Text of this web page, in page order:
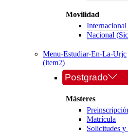
Movilidad
Internacional
Nacional
Menu-Estudiar-En-La-Urjc
(item2)
Postgrado
Másteres
Matrícula
Solicitudes